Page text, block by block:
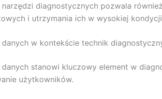
narzędzi diagnostycznych pozwala
i utrzymania ich w wysokiej
danych w kontekście technik
danych stanowi kluczowy element w
użytkowników.